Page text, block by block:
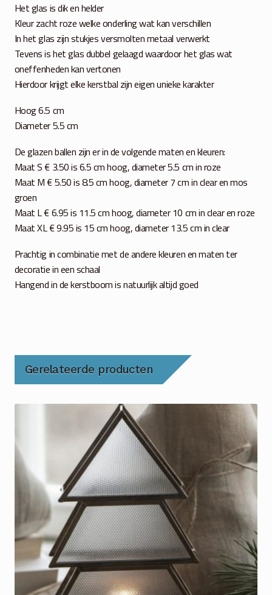
Het glas is dik en helder
Kleur zacht roze welke onderling wat kan verschillen
In het glas zijn stukjes versmolten metaal verwerkt
Tevens is het glas dubbel gelaagd waardoor het glas wat
oneffenheden kan vertonen
Hierdoor krijgt elke kerstbal zijn eigen unieke karakter
Hoog 6.5 cm
Diameter 5.5 cm
De glazen ballen zijn er in de volgende maten en kleuren:
Maat S € 3.50 is 6.5 cm hoog, diameter 5.5 cm in roze
Maat M € 5.50 is 8.5 cm hoog, diameter 7 cm in clear en mos
groen
Maat L € 6.95 is 11.5 cm hoog, diameter 10 cm in clear en roze
Maat XL € 9.95 is 15 cm hoog, diameter 13.5 cm in clear
Prachtig in combinatie met de andere kleuren en maten ter
decoratie in een schaal
Hangend in de kerstboom is natuurlijk altijd goed
Gerelateerde producten